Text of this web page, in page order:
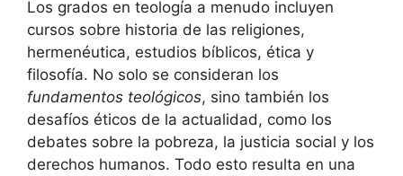
Los grados en teología a menudo incluyen
cursos sobre historia de las religiones,
hermenéutica, estudios bíblicos, ética y
filosofía. No solo se consideran los
fundamentos teológicos, sino también los
desafíos éticos de la actualidad, como los
debates sobre la pobreza, la justicia social y los
derechos humanos. Todo esto resulta en una